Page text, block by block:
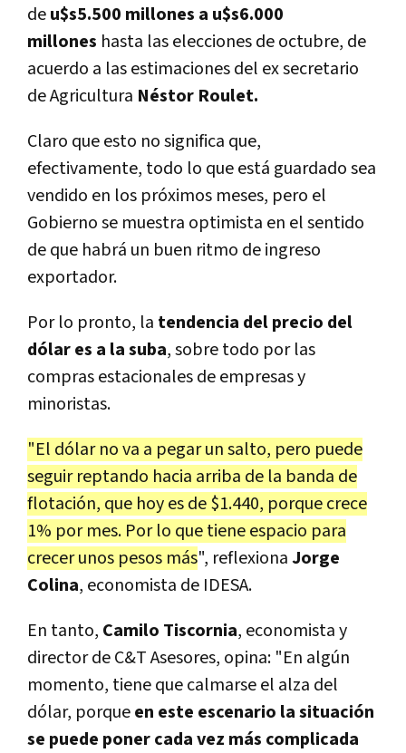
deu$s5.500 millones a u$s6.000
millones hasta las elecciones de octubre, de
acuerdo a las estimaciones del ex secretario
de Agricultura Néstor Roulet.
Claro que esto no significa que,
efectivamente, todo lo que está guardado sea
vendido en los próximos meses, pero el
Gobierno se muestra optimista en el sentido
de que habrá un buen ritmo de ingreso
exportador.
Por lo pronto, la tendencia del precio del
dólar es a la suba, sobre todo por las
compras estacionales de empresas y
minoristas.
"El dólar no va a pegar un salto, pero puede
seguir reptando hacia arriba de la banda de
flotación, que hoy es de $1.440, porque crece
1% por mes. Por lo que tiene espacio para
crecer unos pesos más", reflexionaJorge
Colina, economista de IDESA.
En tanto, Camilo Tiscornia, economista y
director de C&T Asesores, opina: "En algún
momento, tiene que calmarse el alza del
dólar, porqueen este escenario la situación
se puede poner cada vez más complicada